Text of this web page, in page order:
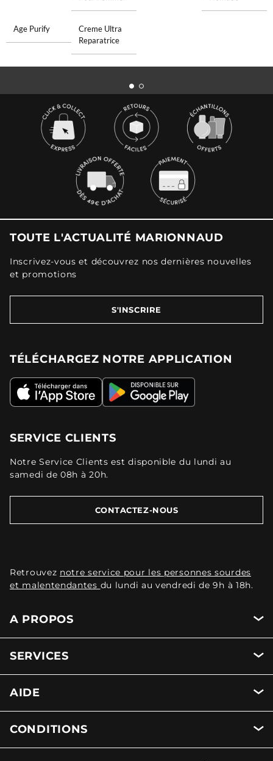
Age Purify
Creme Ultra
Reparatrice
TOUTE L'ACTUALITÉ MARIONNAUD
Inscrivez-vous et découvrez nos dernières nouvelles
et promotions
S'INSCRIRE
TÉLÉCHARGEZ NOTRE APPLICATION
SERVICE CLIENTS
Notre Service Clients est disponible du lundi au
samedi de 08h à 20h.
CONTACTEZ-NOUS
Retrouvez notre service pour les personnes sourdes
et malentendantes du lundi au vendredi de 9h à 18h.
A PROPOS
SERVICES
AIDE
CONDITIONS